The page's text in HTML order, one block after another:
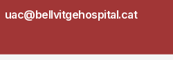
uac@bellvitgehospital.cat